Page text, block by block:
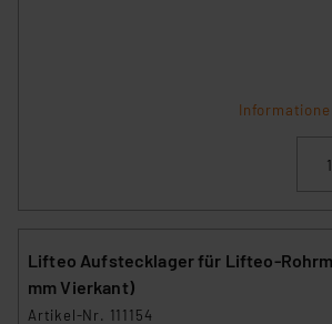
Lifteo Aufstecklager für Lifteo-
mm Vierkant)
Artikel-Nr. 111154